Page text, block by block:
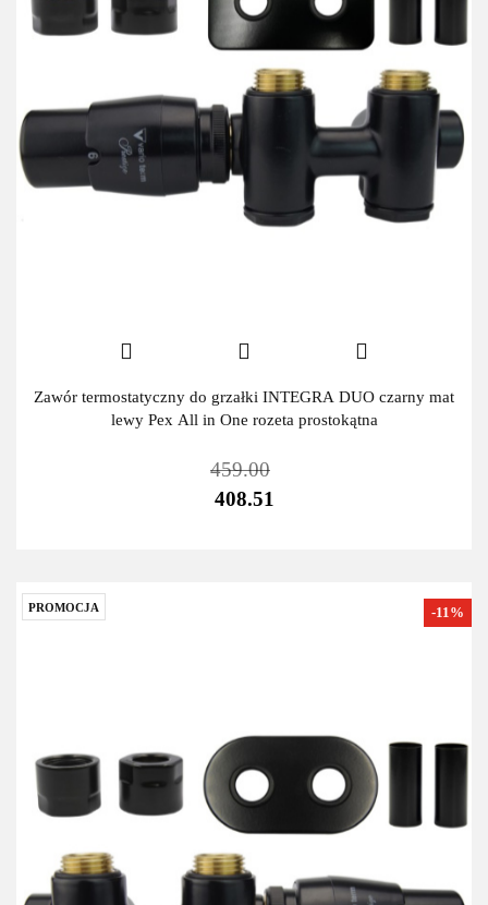
Zawór termostatyczny do grzałki INTEGRA DUO czarny mat
lewy Pex All in One rozeta prostokątna
459.00
408.51
PROMOCJA -11%